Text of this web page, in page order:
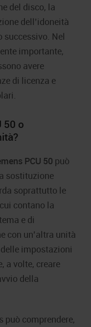
del disco, la
dell’idoneità
successivo. Nel
importante,
avere
di licenza e
50 o
PCU 50 può
sostituzione
soprattutto le
contano la
e di
con un’altra unità
impostazioni
a volte, creare
della
può comprendere,